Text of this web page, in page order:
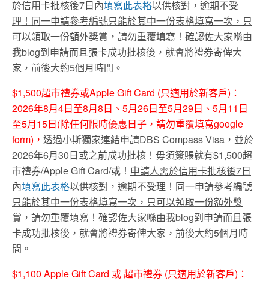
於信用卡批核後7日內填寫此表格以供核對，逾期不受
理！同一申請參考編號只能於其中一份表格填寫一次，只
可以領取一份額外獎賞，請勿重覆填寫！ 確認佐大家喺由
我blog到申請而且張卡成功批核後，就會將禮券寄俾大
家，前後大約5個月時間。
$1,500超市禮券或Apple Gift Card (只適用於新客戶)：
2026年8月4日至8月8日、5月26日至5月29日、5月11日
至5月15日(除任何限時優惠日子，請勿重覆填寫google
form)， 透過小斯獨家連結申請DBS Compass Visa，並於
2026年6月30日或之前成功批核！毋須簽賬就有$1,500超
市禮券/Apple Gift Card/或！ 申請人需於信用卡批核後7日
內填寫此表格以供核對，逾期不受理！同一申請參考編號
只能於其中一份表格填寫一次，只可以領取一份額外獎
賞，請勿重覆填寫！ 確認佐大家喺由我blog到申請而且張
卡成功批核後，就會將禮券寄俾大家，前後大約5個月時
間。
$1,100 Apple Gift Card 或 超市禮券 (只適用於新客戶)：